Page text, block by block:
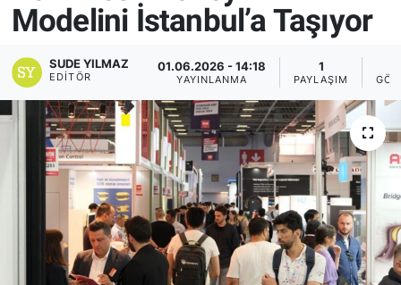
Modelini İstanbul’a Taşıyor
SUDE YILMAZ
EDITÖR
01.06.2026 - 14:18
YAYINLANMA
1
PAYLAŞIM
Yurt Dışı Fuarlar
Teknoloji
Spor
KÜLTÜR SANAT
ŞİRKET HABERLERİ
SAVUNMA SANAYİ
FUAR HABERLERİ
FUAR TAKVİMİ
Amerika Fuarları